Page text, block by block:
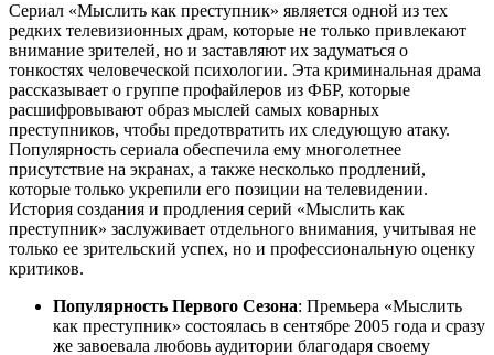
Сериал «Мыслить как преступник» является одной из тех
редких телевизионных драм, которые не только привлекают
внимание зрителей, но и заставляют их задуматься о
тонкостях человеческой психологии. Эта криминальная драма
рассказывает о группе профайлеров из ФБР, которые
расшифровывают образ мыслей самых коварных
преступников, чтобы предотвратить их следующую атаку.
Популярность сериала обеспечила ему многолетнее
присутствие на экранах, а также несколько продлений,
которые только укрепили его позиции на телевидении.
История создания и продления серий «Мыслить как
преступник» заслуживает отдельного внимания, учитывая не
только ее зрительский успех, но и профессиональную оценку
критиков.
Популярность Первого Сезона: Премьера «Мыслить
как преступник» состоялась в сентябре 2005 года и сразу
же завоевала любовь аудитории благодаря своему